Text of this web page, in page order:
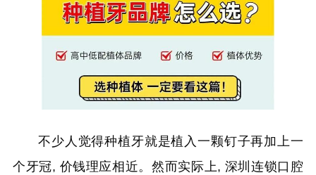
不少人觉得种植牙就是植入一颗钉子再加上一
个牙冠, 价钱理应相近。然而实际上, 深圳连锁口腔